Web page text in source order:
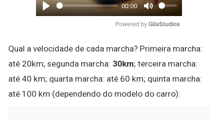
Play
00:00
Mute
Powered by GliaStudios
Qual a velocidade de cada marcha? Primeira marcha:
até 20km; segunda marcha: 30km; terceira marcha:
até 40 km; quarta marcha: até 60 km; quinta marcha:
até 100 km (dependendo do modelo do carro).